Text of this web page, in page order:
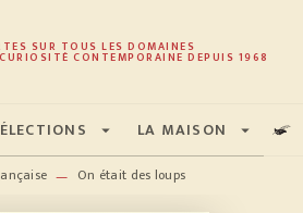
CONTENU PIED DE PAGE
SUR TOUS LES DOMAINES
CONTEMPORAINE DEPUIS 1968
arrow_drop_down LA MAISON arrow_drop_down
— On était des loups